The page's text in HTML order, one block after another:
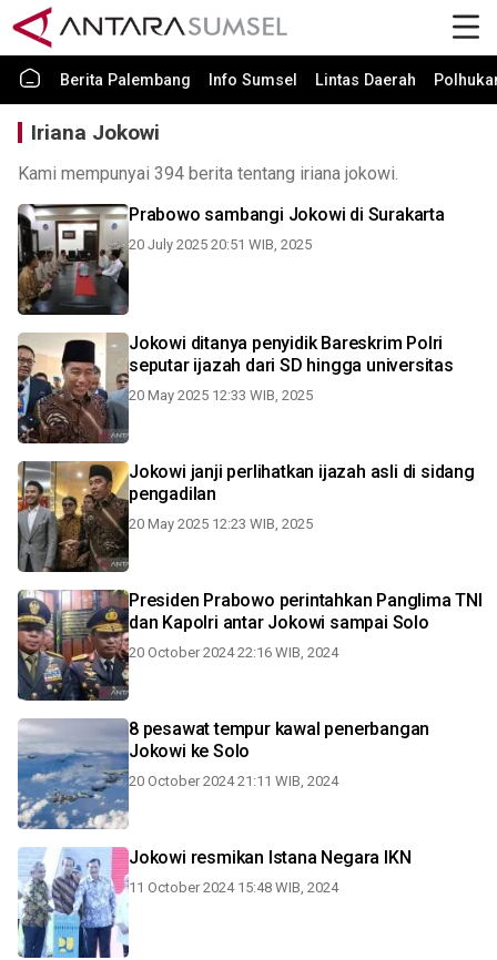
Berita Palembang Info Sumsel Lintas Daerah
Iriana Jokowi
Kami mempunyai 394 berita tentang iriana jokowi.
Prabowo sambangi Jokowi di Surakarta
20 July 2025 20:51 WIB, 2025
Jokowi ditanya penyidik Bareskrim Polri
seputar ijazah dari SD hingga universitas
20 May 2025 12:33 WIB, 2025
Jokowi janji perlihatkan ijazah asli di sidang
pengadilan
20 May 2025 12:23 WIB, 2025
Presiden Prabowo perintahkan Panglima TNI
dan Kapolri antar Jokowi sampai Solo
20 October 2024 22:16 WIB, 2024
8 pesawat tempur kawal penerbangan
Jokowi ke Solo
20 October 2024 21:11 WIB, 2024
Jokowi resmikan Istana Negara IKN
11 October 2024 15:48 WIB, 2024